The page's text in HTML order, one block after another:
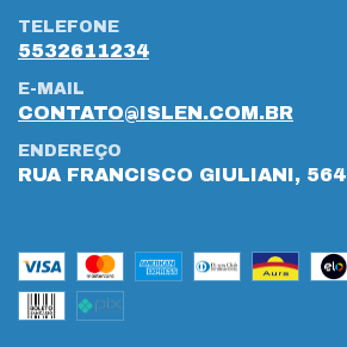
TELEFONE
5532611234
E-MAIL
CONTATO@ISLEN.COM.BR
ENDEREÇO
RUA FRANCISCO GIULIANI, 564